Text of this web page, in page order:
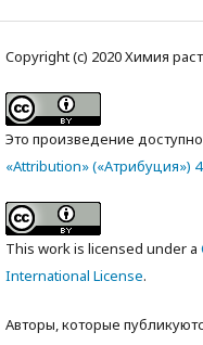
Copyright (c) 2020 Химия
Это произведение
«Attribution» («Атрибуция»)
This work is licensed under a
International License.
Авторы, которые